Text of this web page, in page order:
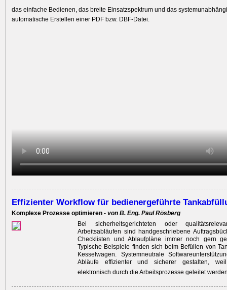
das einfache Bedienen, das breite Einsatzspektrum und das
automatische Erstellen einer PDF bzw. DBF-Datei.
Effizienter Workflow für bedienergeführte
Komplexe Prozesse optimieren - von B. Eng. Paul Rösberg
Bei sicherheitsgerichteten oder
Arbeitsabläufen sind handgeschriebene
Checklisten und Ablaufpläne immer noch gern
Typische Beispiele finden sich beim Befüllen von
Kesselwagen. Systemneutrale
Abläufe effizienter und sicherer gestalten,
elektronisch durch die Arbeitsprozesse geleitet